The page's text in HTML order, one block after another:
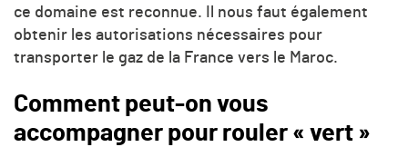
ce domaine est reconnue. Il nous faut également
obtenir les autorisations nécessaires pour
transporter le gaz de la France vers le Maroc.
Comment peut-on vous
accompagner pour rouler « vert »